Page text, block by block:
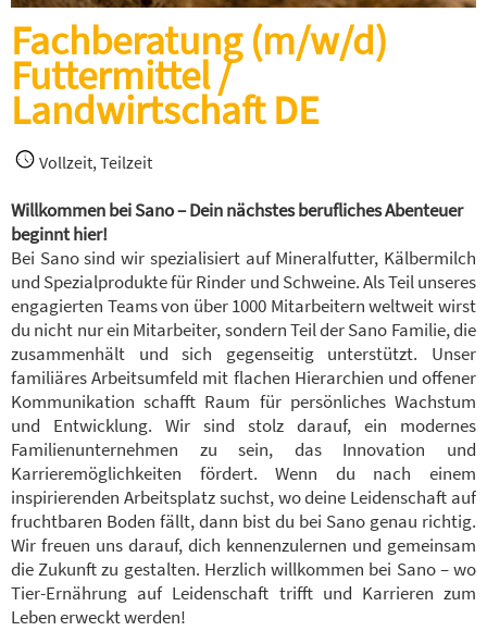
Fachberatung (m/w/d)
Futtermittel /
Landwirtschaft DE
Vollzeit, Teilzeit
Willkommen bei Sano – Dein nächstes berufliches Abenteuer
beginnt hier!
Bei Sano sind wir spezialisiert auf Mineralfutter, Kälbermilch
und Spezialprodukte für Rinder und Schweine. Als Teil unseres
engagierten Teams von über 1000 Mitarbeitern weltweit wirst
du nicht nur ein Mitarbeiter, sondern Teil der Sano Familie, die
zusammenhält und sich gegenseitig unterstützt. Unser
familiäres Arbeitsumfeld mit flachen Hierarchien und offener
Kommunikation schafft Raum für persönliches Wachstum
und Entwicklung. Wir sind stolz darauf, ein modernes
Familienunternehmen zu sein, das Innovation und
Karrieremöglichkeiten fördert. Wenn du nach einem
inspirierenden Arbeitsplatz suchst, wo deine Leidenschaft auf
fruchtbaren Boden fällt, dann bist du bei Sano genau richtig.
Wir freuen uns darauf, dich kennenzulernen und gemeinsam
die Zukunft zu gestalten. Herzlich willkommen bei Sano – wo
Tier-Ernährung auf Leidenschaft trifft und Karrieren zum
Leben erweckt werden!